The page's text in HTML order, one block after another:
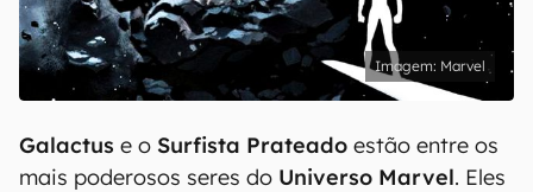
Marvel
Galactus e o Surfista Prateado estão entre os
mais poderosos seres do Universo Marvel. Eles